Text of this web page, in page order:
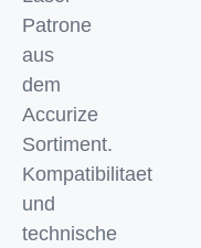
Patrone
aus
dem
Accurize
Sortiment.
Kompatibilitaet
und
technische